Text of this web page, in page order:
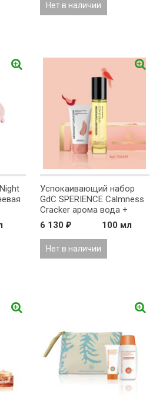
Нет в наличии
Успокаивающий набор
GdC SPERIENCE Calmness
Cracker арома вода +
маска
6 130 ₽ 100 мл
Нет в наличии